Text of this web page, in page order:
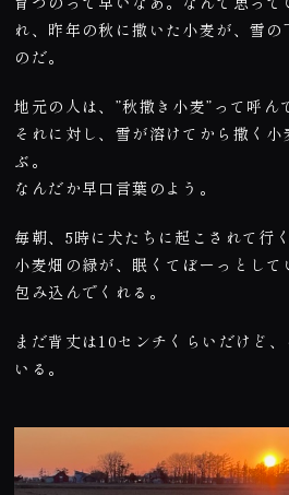
育つのって早いなあ。なんて思って
れ、昨年の秋に撒いた小麦が、雪の
のだ。
地元の人は、”秋撒き小麦”って呼ん
それに対し、雪が溶けてから撒く小
ぶ。
なんだか早口言葉のよう。
毎朝、5時に犬たちに起こされて行
小麦畑の緑が、眠くてぼーっとして
包み込んでくれる。
まだ背丈は10センチくらいだけど
いる。